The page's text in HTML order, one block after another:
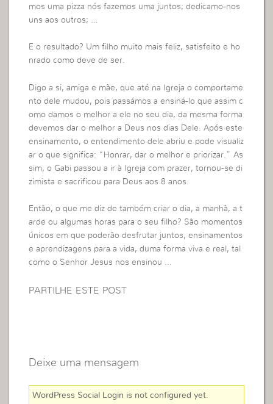
mos uma pizza nós fazemos uma juntos; dedicamo-nos
uns aos outros; …
E o resultado? Um filho muito mais feliz, satisfeito e ho
nrado como deve de ser.
Digo a si, amiga e mãe, que até na Igreja o comportame
nto dele mudou, pois passámos a ensiná-lo que assim c
omo damos o melhor a ele no seu dia, da mesma forma
devemos dar o melhor a Deus nos dias Dele. Após este
ensinamento, o entendimento dele abriu e pode visualiz
ar o que significa: “Honrar, dar o melhor e priorizar.” As
sim, o Gabi passou a ir à Igreja com prazer, tornou-se di
zimista e sacrificou para Deus aos 8 anos.
Então, o que me diz de também criar o dia, a manhã, a t
arde ou algumas horas para o seu filho? São momentos
únicos em que poderão desfrutar juntos, ensinamentos
e aprendizagens para a vida, duma forma viva e real, tal
como o Senhor Jesus nos ensinou …
PARTILHE ESTE POST
Deixe uma mensagem
WordPress Social Login is not configured yet